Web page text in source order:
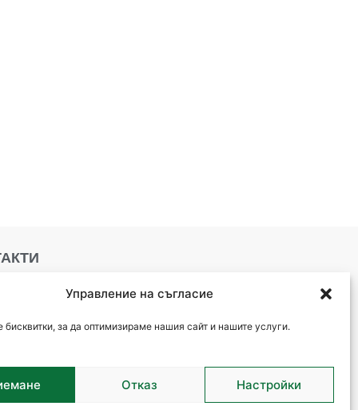
Управление на съгласие
бисквитки, за да оптимизираме нашия сайт и нашите услуги.
Отказ Настройки
Загора, ул."Цар
46